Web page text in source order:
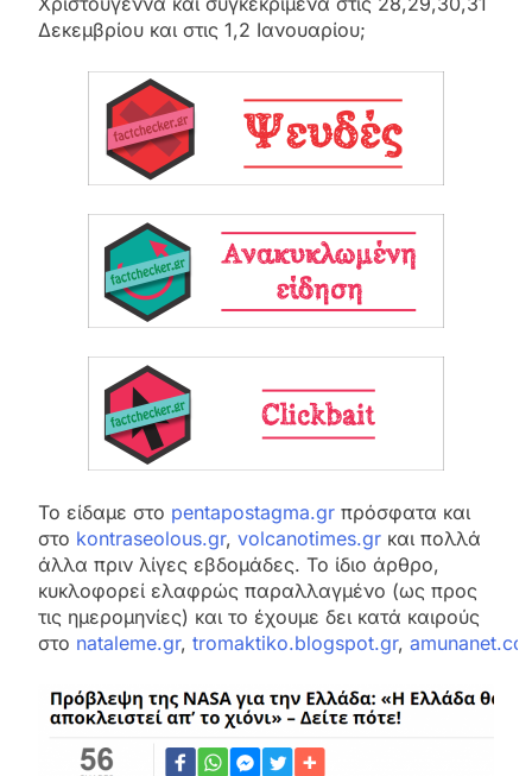
Δεκεμβρίου και στις 1,2 Ιανουαρίου;
Το είδαμε στο pentapostagma.gr πρόσφατα και
στο kontraseolous.gr, volcanotimes.gr και πολλά
άλλα πριν λίγες εβδομάδες. Το ίδιο άρθρο,
κυκλοφορεί ελαφρώς παραλλαγμένο (ως προς
τις ημερομηνίες) και το έχουμε δει κατά καιρούς
στο nataleme.gr, tromaktiko.blogspot.gr,